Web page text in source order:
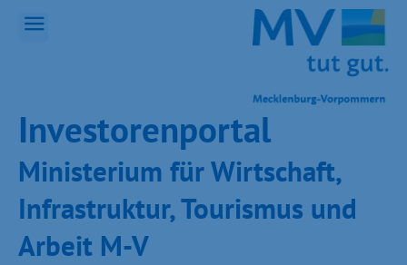
Inves­toren­por­tal
Ministeri­um für Wirt­schaft,
Infra­struk­tur, Tou­ris­mus und
Ar­beit M-V